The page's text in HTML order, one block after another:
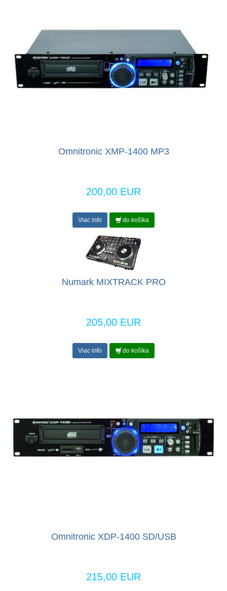
Omnitronic XMP-1400 MP3
200,00 EUR
Viac info do košíka
Numark MIXTRACK PRO
205,00 EUR
Viac info do košíka
Omnitronic XDP-1400 SD/USB
215,00 EUR